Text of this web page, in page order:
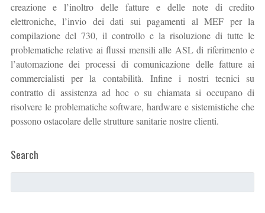
creazione e l’inoltro delle fatture e delle note di credito
elettroniche, l’invio dei dati sui pagamenti al MEF per la
compilazione del 730, il controllo e la risoluzione di tutte le
problematiche relative ai flussi mensili alle ASL di riferimento e
l’automazione dei processi di comunicazione delle fatture ai
commercialisti per la contabilità. Infine i nostri tecnici su
contratto di assistenza ad hoc o su chiamata si occupano di
risolvere le problematiche software, hardware e sistemistiche che
possono ostacolare delle strutture sanitarie nostre clienti.
Search